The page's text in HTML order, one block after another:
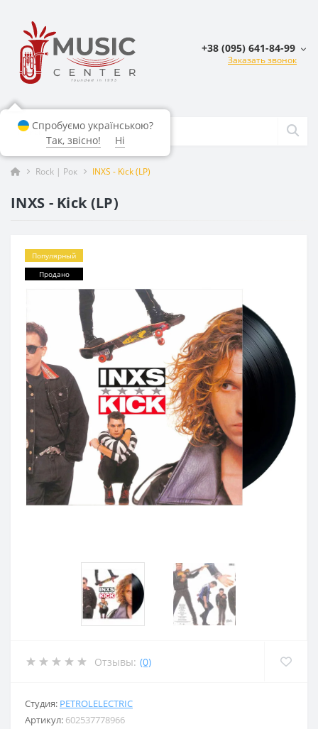
+38 (095) 641-84-99
Заказать звонок
Rock | Рок INXS - Kick (LP)
INXS - Kick (LP)
Популярный
Продано
Отзывы: (0)
Студия: PETROLELECTRIC
Артикул: 602537778966
Спробуємо українською?
Так, звісно!
Ні